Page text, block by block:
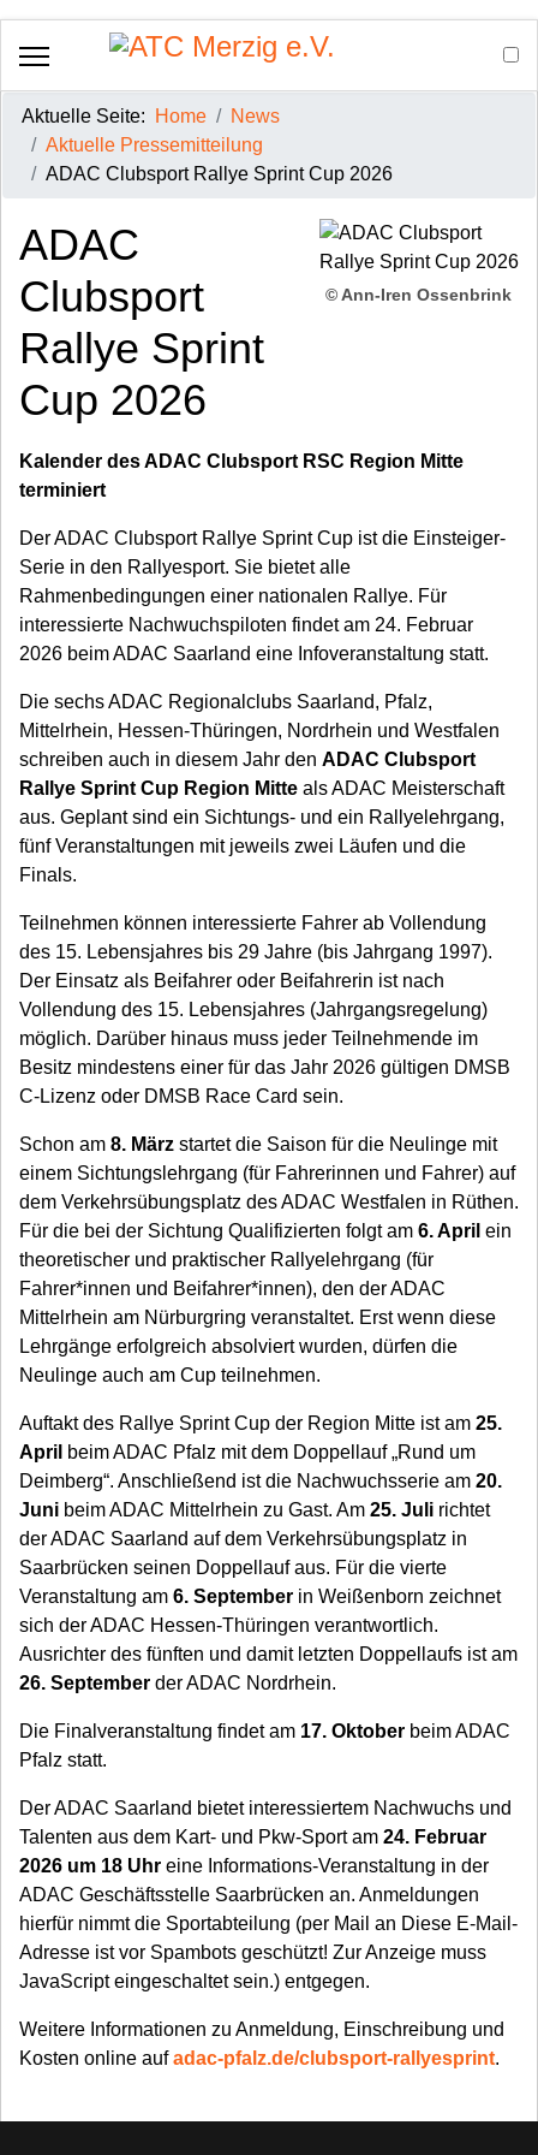
Aktuelle Seite: Home
News
Aktuelle Pressemitteilung
ADAC Clubsport Rallye Sprint Cup 2026
© Ann-Iren Ossenbrink
ADAC
Clubsport
Rallye Sprint
Cup 2026
Kalender des ADAC Clubsport RSC Region Mitte
terminiert
Der ADAC Clubsport Rallye Sprint Cup ist die Einsteiger-
Serie in den Rallyesport. Sie bietet alle
Rahmenbedingungen einer nationalen Rallye. Für
interessierte Nachwuchspiloten findet am 24. Februar
2026 beim ADAC Saarland eine Infoveranstaltung statt.
Die sechs ADAC Regionalclubs Saarland, Pfalz,
Mittelrhein, Hessen-Thüringen, Nordrhein und Westfalen
schreiben auch in diesem Jahr den ADAC Clubsport
Rallye Sprint Cup Region Mitte als ADAC Meisterschaft
aus. Geplant sind ein Sichtungs- und ein Rallyelehrgang,
fünf Veranstaltungen mit jeweils zwei Läufen und die
Finals.
Teilnehmen können interessierte Fahrer ab Vollendung
des 15. Lebensjahres bis 29 Jahre (bis Jahrgang 1997).
Der Einsatz als Beifahrer oder Beifahrerin ist nach
Vollendung des 15. Lebensjahres (Jahrgangsregelung)
möglich. Darüber hinaus muss jeder Teilnehmende im
Besitz mindestens einer für das Jahr 2026 gültigen DMSB
C-Lizenz oder DMSB Race Card sein.
Schon am 8. März startet die Saison für die Neulinge mit
einem Sichtungslehrgang (für Fahrerinnen und Fahrer) auf
dem Verkehrsübungsplatz des ADAC Westfalen in Rüthen.
Für die bei der Sichtung Qualifizierten folgt am 6. April ein
theoretischer und praktischer Rallyelehrgang (für
Fahrer*innen und Beifahrer*innen), den der ADAC
Mittelrhein am Nürburgring veranstaltet. Erst wenn diese
Lehrgänge erfolgreich absolviert wurden, dürfen die
Neulinge auch am Cup teilnehmen.
Auftakt des Rallye Sprint Cup der Region Mitte ist am 25.
April beim ADAC Pfalz mit dem Doppellauf „Rund um
Deimberg“. Anschließend ist die Nachwuchsserie am 20.
Juni beim ADAC Mittelrhein zu Gast. Am 25. Juli richtet
der ADAC Saarland auf dem Verkehrsübungsplatz in
Saarbrücken seinen Doppellauf aus. Für die vierte
Veranstaltung am 6. September in Weißenborn zeichnet
sich der ADAC Hessen-Thüringen verantwortlich.
Ausrichter des fünften und damit letzten Doppellaufs ist am
26. September der ADAC Nordrhein.
Die Finalveranstaltung findet am 17. Oktober beim ADAC
Pfalz statt.
Der ADAC Saarland bietet interessiertem Nachwuchs und
Talenten aus dem Kart- und Pkw-Sport am 24. Februar
2026 um 18 Uhr eine Informations-Veranstaltung in der
ADAC Geschäftsstelle Saarbrücken an. Anmeldungen
hierfür nimmt die Sportabteilung (per Mail an Diese E-Mail-
Adresse ist vor Spambots geschützt! Zur Anzeige muss
JavaScript eingeschaltet sein.) entgegen.
Weitere Informationen zu Anmeldung, Einschreibung und
Kosten online aufadac-pfalz.de/clubsport-rallyesprint.